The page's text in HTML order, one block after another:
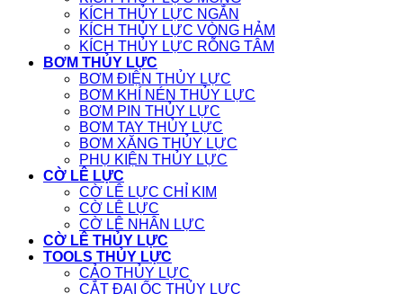
KÍCH THỦY LỰC NGẮN
KÍCH THỦY LỰC VÒNG HẢM
KÍCH THỦY LỰC RỖNG TÂM
BƠM THỦY LỰC
BƠM ĐIỆN THỦY LỰC
BƠM KHÍ NÉN THỦY LỰC
BƠM PIN THỦY LỰC
BƠM TAY THỦY LỰC
BƠM XĂNG THỦY LỰC
PHỤ KIỆN THỦY LỰC
CỜ LÊ LỰC
CỜ LÊ LỰC CHỈ KIM
CỜ LÊ LỰC
CỜ LÊ NHÂN LỰC
CỜ LÊ THỦY LỰC
TOOLS THỦY LỰC
CẢO THỦY LỰC
CẮT ĐAI ỐC THỦY LỰC